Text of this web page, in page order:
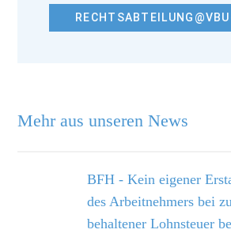
Mehr aus unseren News
BFH - Kein eigener
des Arbeitnehmers bei
behaltener Lohnsteuer